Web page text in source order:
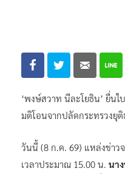
‘พงษ์สวาท นีละโยธิน’ ยื่น
มติโอนจากปลัดกระทรวงยุ
วันนี้ (8 ก.ค. 69) แหล่งข่าว
เวลาประมาณ 15.00 น. นา